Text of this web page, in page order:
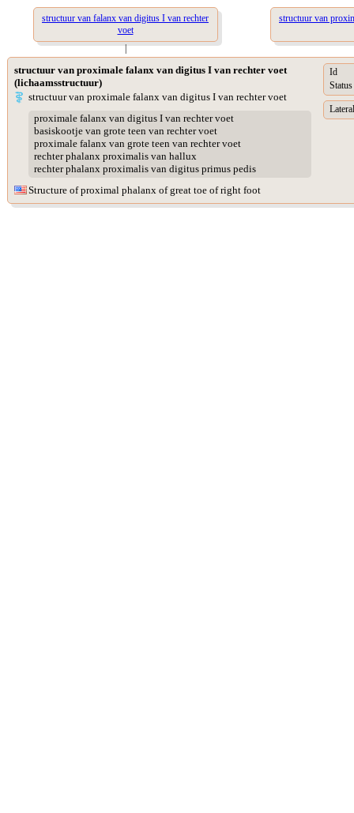
structuur van falanx van digitus I van rechter
voet
structuur van
|
structuur van proximale falanx van digitus I van rechter voet
(lichaamsstructuur)
structuur van proximale falanx van digitus I van rechter voet
proximale falanx van digitus I van rechter voet
basiskootje van grote teen van rechter voet
proximale falanx van grote teen van rechter voet
rechter phalanx proximalis van hallux
rechter phalanx proximalis van digitus primus pedis
Structure of proximal phalanx of great toe of right foot
Id
Status